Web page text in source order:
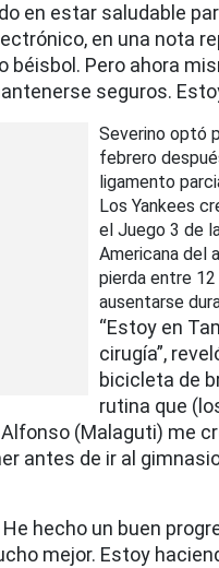
en estar saludable
en una nota
béisbol. Pero ahora
seguros.
Severino optó
febrero
ligamento
Los Yankees
el Juego 3 de
Americana del
pierda entre
ausentarse
“Estoy en
cirugía”,
bicicleta de
rutina que
(Malaguti) me
antes de ir al
hecho un buen
mejor. Estoy